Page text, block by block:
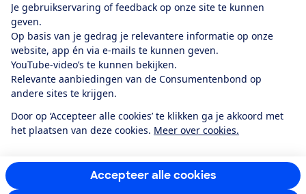
Je gebruikservaring of feedback op onze site te kunnen
geven.
Op basis van je gedrag je relevantere informatie op onze
website, app én via e-mails te kunnen geven.
YouTube-video’s te kunnen bekijken.
Relevante aanbiedingen van de Consumentenbond op
andere sites te krijgen.
Door op ‘Accepteer alle cookies’ te klikken ga je akkoord met
het plaatsen van deze cookies. Meer over cookies.
Accepteer alle cookies
app
Algemene Voorwaarden
Privacyverklaring
Cookiebeleid
Privacyvoorkeuren
Toegankelijkheid
RSS-feed nieuws
Facebook
TwitterInstagram
YoutubeLinkedIn
12.901consumentenbeoordelen de Consumentenbondmet gemiddeld